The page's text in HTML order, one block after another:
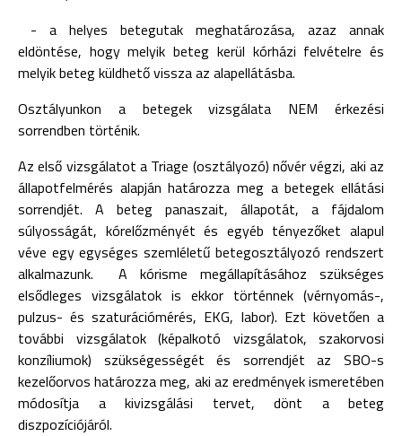
- a helyes betegutak meghatározása, azaz annak
eldöntése, hogy melyik beteg kerül kórházi felvételre és
melyik beteg küldhető vissza az alapellátásba.
Osztályunkon a betegek vizsgálata NEM érkezési
sorrendben történik.
Az első vizsgálatot a Triage (osztályozó) nővér végzi, aki az
állapotfelmérés alapján határozza meg a betegek ellátási
sorrendjét. A beteg panaszait, állapotát, a fájdalom
súlyosságát, kórelőzményét és egyéb tényezőket alapul
véve egy egységes szemléletű betegosztályozó rendszert
alkalmazunk. A kórisme megállapításához szükséges
elsődleges vizsgálatok is ekkor történnek (vérnyomás-,
pulzus- és szaturációmérés, EKG, labor). Ezt követően a
további vizsgálatok (képalkotó vizsgálatok, szakorvosi
konzíliumok) szükségességét és sorrendjét az SBO-s
kezelőorvos határozza meg, aki az eredmények ismeretében
módosítja a kivizsgálási tervet, dönt a beteg
diszpozíciójáról.